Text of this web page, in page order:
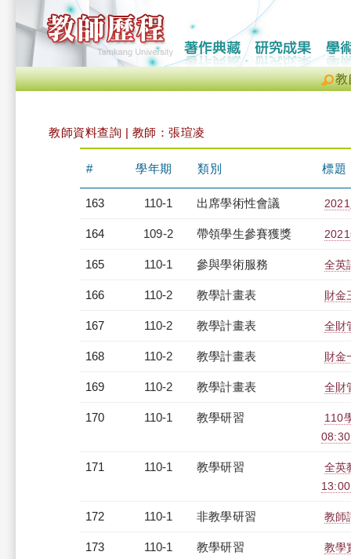
教
教師資料查詢 | 教師：張瑄凌
# 學年期 類別 標題
163 110-1 出席學術性會議
164 109-2 帶領學生參賽獲獎
165 110-1 參與學術服務 全英
166 110-2 教學計畫表 財金
167 110-2 教學計畫表 全財
168 110-2 教學計畫表 財金
169 110-2 教學計畫表 全財
170 110-1 教學研習
110
171 110-1 教學研習
全英
172 110-1 非教學研習 教師
173 110-1 教學研習
教學